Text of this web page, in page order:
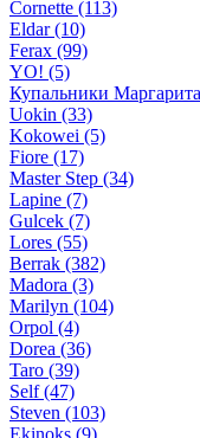
Cornette (113)
Eldar (10)
Ferax (99)
YO! (5)
Купальники
Uokin (33)
Kokowei (5)
Fiore (17)
Master Step (34)
Lapine (7)
Gulcek (7)
Lores (55)
Berrak (382)
Madora (3)
Marilyn (104)
Orpol (4)
Dorea (36)
Taro (39)
Self (47)
Steven (103)